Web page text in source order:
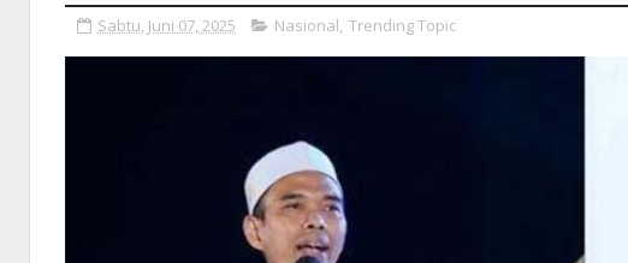
Sabtu, Juni 07, 2025 Nasional, Trending Topic